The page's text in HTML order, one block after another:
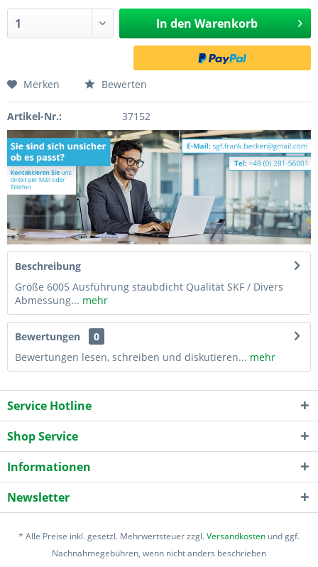
In den Warenkorb
Merken Bewerten
Artikel-Nr.: 37152
Beschreibung
Größe 6005 Ausführung staubdicht Qualität SKF / Divers
Abmessung... mehr
Bewertungen
0
Bewertungen lesen, schreiben und diskutieren... mehr
Service Hotline
Shop Service
Informationen
Newsletter
* Alle Preise inkl. gesetzl. Mehrwertsteuer zzgl.Versandkosten und ggf.
Nachnahmegebühren, wenn nicht anders beschrieben